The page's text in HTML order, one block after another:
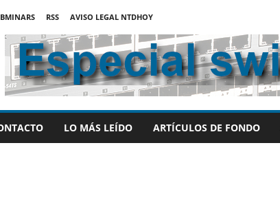
RSS
AVISO LEGAL NTDHOY
LO MÁS LEÍDO ARTÍCULOS DE FONDO